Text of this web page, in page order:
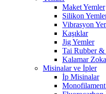
Maket Yemler
Silikon
Vibrasyon
Kaşıklar
Jig Yemler
Tai Rubber &
Kalamar
Misinalar ve İpler
İp Misinalar